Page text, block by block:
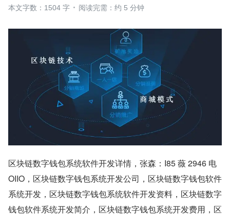
本文字数：1504 字
阅读完需：约 5 分钟
区块链数字钱包系统软件开发详情，张森：I85 薇 2946 电
OIIO，区块链数字钱包系统开发公司，区块链数字钱包软件
系统开发，区块链数字钱包系统软件开发资料，区块链数字
钱包软件系统开发简介，区块链数字钱包系统开发费用，区